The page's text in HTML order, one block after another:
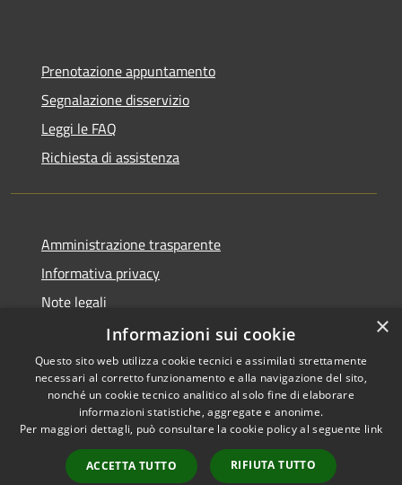
Prenotazione appuntamento
Segnalazione disservizio
Leggi le FAQ
Richiesta di assistenza
Amministrazione trasparente
Informativa privacy
Note legali
Dichiarazione di accessibilità
RSS
Accessibilità
Copyright © 2026 • Comune di
Signa • Powered by
Municipium•
Accesso
×
Informazioni sui cookie
Questo sito web utilizza cookie tecnici e assimilati strettamente
necessari al corretto funzionamento e alla navigazione del sito,
nonché un cookie tecnico analitico al solo fine di elaborare
informazioni statistiche, aggregate e anonime.
Per maggiori dettagli, può consultare la cookie policy al seguente link
ACCETTA TUTTO RIFIUTA TUTTO